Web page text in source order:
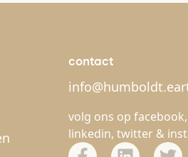
contact
volg ons op facebook,
linkedin, twitter &